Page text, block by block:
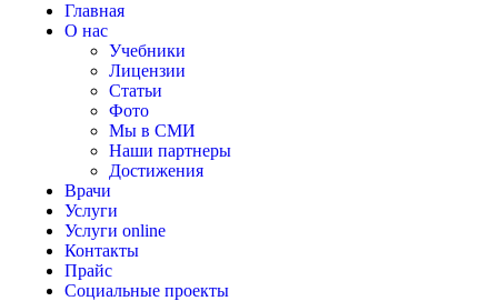
Главная
О нас
Учебники
Лицензии
Статьи
Фото
Мы в СМИ
Наши партнеры
Достижения
Врачи
Услуги
Услуги online
Контакты
Прайс
Социальные проекты